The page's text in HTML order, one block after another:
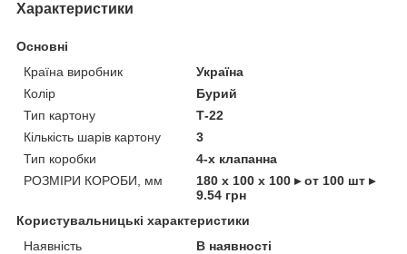
Характеристики
Основні
Країна виробник
Україна
Колір
Бурий
Тип картону
Т-22
Кількість шарів картону
3
Тип коробки
4-х клапанна
РОЗМІРИ КОРОБИ, мм
180 х 100 х 100 ▸ от 100 шт ▸
9.54 грн
Користувальницькі характеристики
Наявність
В наявності